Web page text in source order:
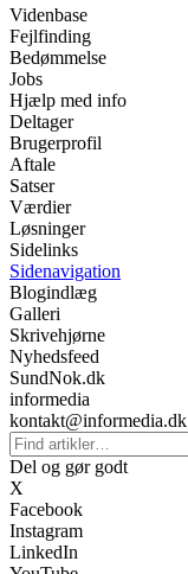
Videnbase
Fejlfinding
Bedømmelse
Jobs
Hjælp med info
Deltager
Brugerprofil
Aftale
Satser
Værdier
Løsninger
Sidelinks
Sidenavigation
Blogindlæg
Galleri
Skrivehjørne
Nyhedsfeed
SundNok.dk
informedia
kontakt@informedia.dk
Del og gør godt
X
Facebook
Instagram
LinkedIn